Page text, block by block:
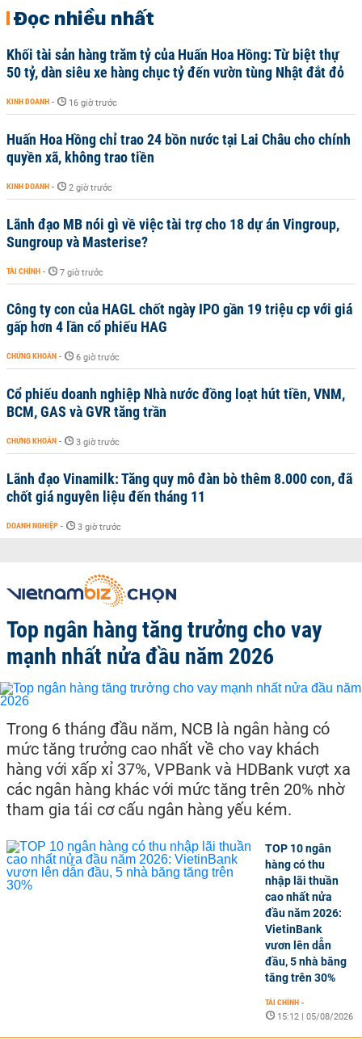
Đọc nhiều nhất
Khối tài sản hàng trăm tỷ của Huấn Hoa Hồng: Từ biệt thự
50 tỷ, dàn siêu xe hàng chục tỷ đến vườn tùng Nhật đắt đỏ
KINH DOANH - 16 giờ trước
Huấn Hoa Hồng chỉ trao 24 bồn nước tại Lai Châu cho chính
quyền xã, không trao tiền
KINH DOANH - 2 giờ trước
Lãnh đạo MB nói gì về việc tài trợ cho 18 dự án Vingroup,
Sungroup và Masterise?
TÀI CHÍNH - 7 giờ trước
Công ty con của HAGL chốt ngày IPO gần 19 triệu cp với giá
gấp hơn 4 lần cổ phiếu HAG
CHỨNG KHOÁN - 6 giờ trước
Cổ phiếu doanh nghiệp Nhà nước đồng loạt hút tiền, VNM,
BCM, GAS và GVR tăng trần
CHỨNG KHOÁN - 3 giờ trước
Lãnh đạo Vinamilk: Tăng quy mô đàn bò thêm 8.000 con, đã
chốt giá nguyên liệu đến tháng 11
DOANH NGHIỆP - 3 giờ trước
Top ngân hàng tăng trưởng cho vay
mạnh nhất nửa đầu năm 2026
Trong 6 tháng đầu năm, NCB là ngân hàng có
mức tăng trưởng cao nhất về cho vay khách
hàng với xấp xỉ 37%, VPBank và HDBank vượt xa
các ngân hàng khác với mức tăng trên 20% nhờ
tham gia tái cơ cấu ngân hàng yếu kém.
TOP 10 ngân
hàng có thu
nhập lãi thuần
cao nhất nửa
đầu năm 2026:
VietinBank
vươn lên dẫn
đầu, 5 nhà băng
tăng trên 30%
TÀI CHÍNH -
15:12 | 05/08/2026